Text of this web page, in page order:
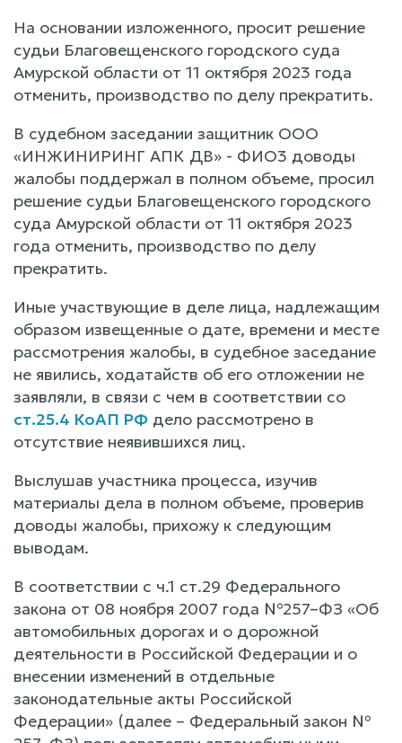
На основании изложенного, просит решение
судьи Благовещенского городского суда
Амурской области от 11 октября 2023 года
отменить, производство по делу прекратить.
В судебном заседании защитник ООО
«ИНЖИНИРИНГ АПК ДВ» - ФИО3 доводы
жалобы поддержал в полном объеме, просил
решение судьи Благовещенского городского
суда Амурской области от 11 октября 2023
года отменить, производство по делу
прекратить.
Иные участвующие в деле лица, надлежащим
образом извещенные о дате, времени и месте
рассмотрения жалобы, в судебное заседание
не явились, ходатайств об его отложении не
заявляли, в связи с чем в соответствии со
ст.25.4 КоАП РФ дело рассмотрено в
отсутствие неявившихся лиц.
Выслушав участника процесса, изучив
материалы дела в полном объеме, проверив
доводы жалобы, прихожу к следующим
выводам.
В соответствии с ч.1 ст.29 Федерального
закона от 08 ноября 2007 года №257–ФЗ «Об
автомобильных дорогах и о дорожной
деятельности в Российской Федерации и о
внесении изменений в отдельные
законодательные акты Российской
Федерации» (далее – Федеральный закон №